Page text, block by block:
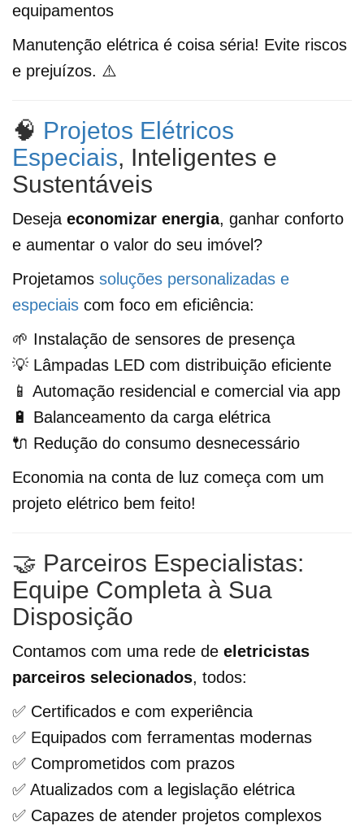
equipamentos
Manutenção elétrica é coisa séria! Evite riscos
e prejuízos. ⚠️
🧠 Projetos Elétricos
Especiais, Inteligentes e
Sustentáveis
Deseja economizar energia, ganhar conforto
e aumentar o valor do seu imóvel?
Projetamos soluções personalizadas e
especiais com foco em eficiência:
🌱 Instalação de sensores de presença
💡 Lâmpadas LED com distribuição eficiente
📱 Automação residencial e comercial via app
🔋 Balanceamento da carga elétrica
🔌 Redução do consumo desnecessário
Economia na conta de luz começa com um
projeto elétrico bem feito!
🤝 Parceiros Especialistas:
Equipe Completa à Sua
Disposição
Contamos com uma rede de eletricistas
parceiros selecionados, todos:
✅ Certificados e com experiência
✅ Equipados com ferramentas modernas
✅ Comprometidos com prazos
✅ Atualizados com a legislação elétrica
✅ Capazes de atender projetos complexos